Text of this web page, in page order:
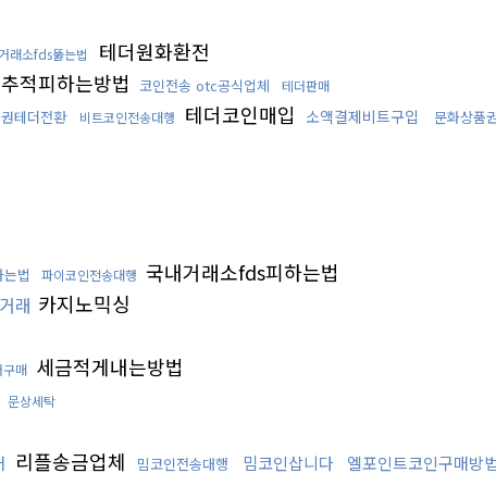
래소fds뚫는법 테더원화환전
적피하는방법 코인전송 otc공식업체 테더판매
테더전환 비트코인전송대행 테더코인매입 소액결제비트구입 문화상품
법 파이코인전송대행 국내거래소fds피하는법
래 카지노믹싱
구매 세금적게내는방법
문상세탁
리플송금업체 밈코인전송대행 밈코인삽니다 엘포인트코인구매방